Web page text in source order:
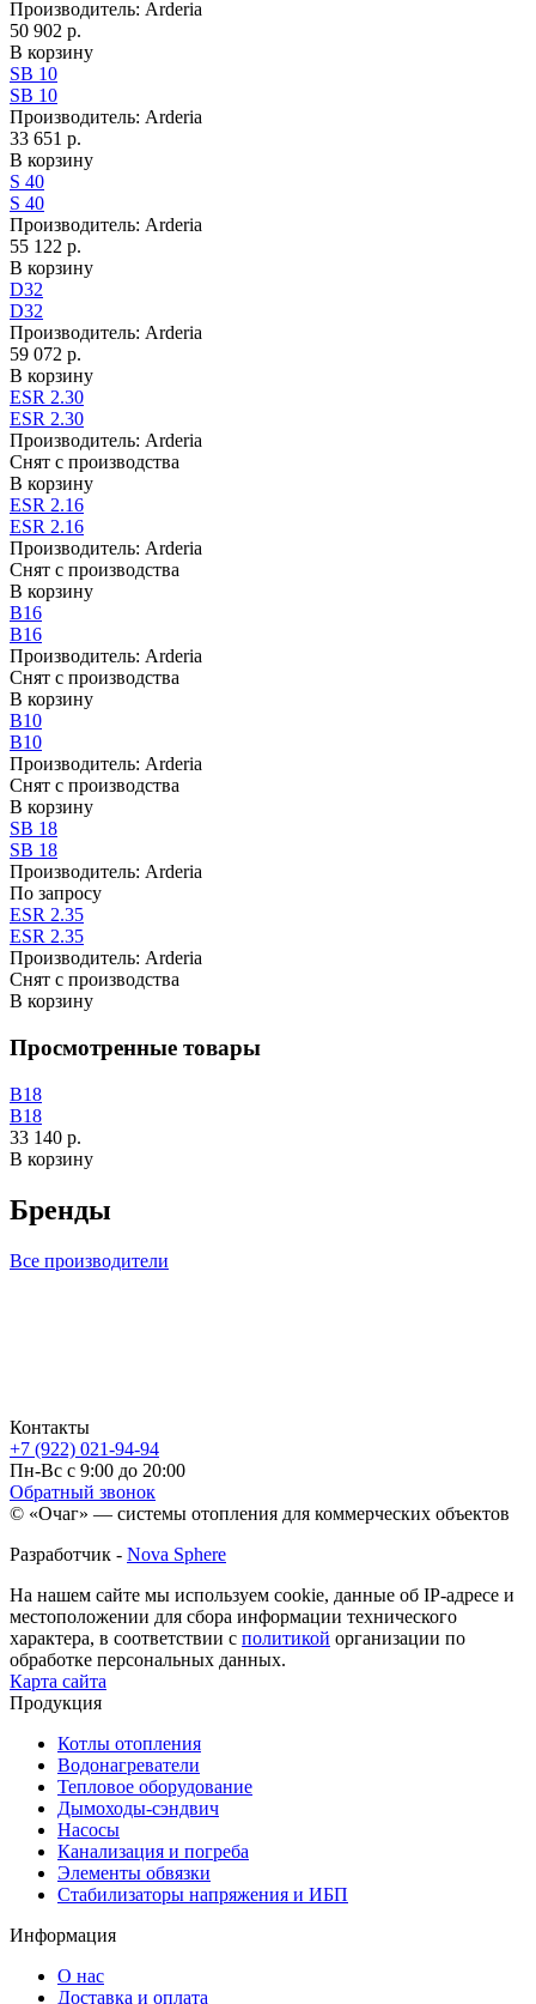
Производитель: Arderia
50 902 р.
В корзину
SB 10
SB 10
Производитель: Arderia
33 651 р.
В корзину
S 40
S 40
Производитель: Arderia
55 122 р.
В корзину
D32
D32
Производитель: Arderia
59 072 р.
В корзину
ESR 2.30
ESR 2.30
Производитель: Arderia
Снят с производства
В корзину
ESR 2.16
ESR 2.16
Производитель: Arderia
Снят с производства
В корзину
B16
B16
Производитель: Arderia
Снят с производства
В корзину
B10
B10
Производитель: Arderia
Снят с производства
В корзину
SB 18
SB 18
Производитель: Arderia
По запросу
ESR 2.35
ESR 2.35
Производитель: Arderia
Снят с производства
В корзину
Просмотренные товары
B18
B18
33 140 р.
В корзину
Бренды
Все производители
Контакты
+7 (922) 021-94-94
Пн-Вс с 9:00 до 20:00
Обратный звонок
© «Очаг» — системы отопления для коммерческих объектов
Разработчик - Nova Sphere
На нашем сайте мы используем cookie, данные об IP-адресе и
местоположении для сбора информации технического
характера, в соответствии с политикой организации по
обработке персональных данных.
Карта сайта
Продукция
Котлы отопления
Водонагреватели
Тепловое оборудование
Дымоходы-сэндвич
Насосы
Канализация и погреба
Элементы обвязки
Стабилизаторы напряжения и ИБП
Информация
О нас
Доставка и оплата